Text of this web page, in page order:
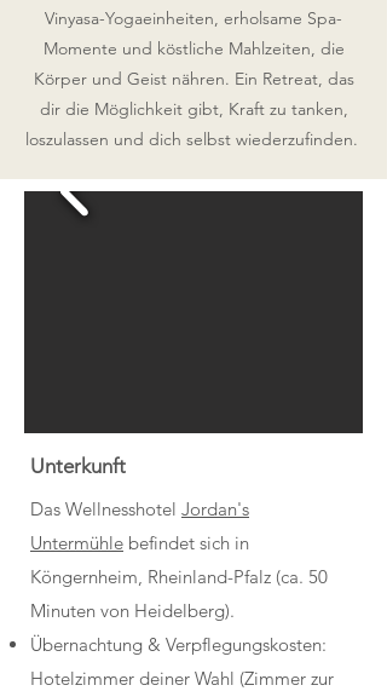
Vinyasa-Yogaeinheiten, erholsame Spa-
Momente und köstliche Mahlzeiten, die
Körper und Geist nähren. Ein Retreat, das
dir die Möglichkeit gibt, Kraft zu tanken,
loszulassen und dich selbst wiederzufinden.
Unterkunft
Das Wellnesshotel Jordan's
Untermühle befindet sich in
Köngernheim, Rheinland-Pfalz (ca. 50
Minuten von Heidelberg).
Übernachtung & Verpflegungskosten:
Hotelzimmer deiner Wahl (Zimmer zur